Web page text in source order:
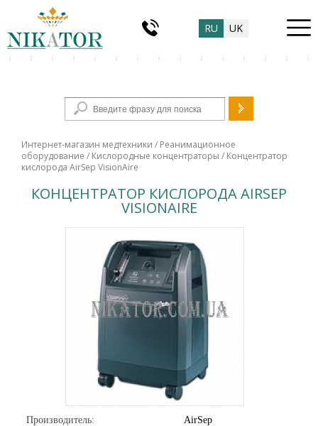
RU UK
Форма поиска
Интернет-магазин медтехники / Реанимационное
оборудование / Кислородные концентраторы / Концентратор
кислорода AirSep VisionAire
КОНЦЕНТРАТОР КИСЛОРОДА AIRSEP
VISIONAIRE
Производитель:
AirSep